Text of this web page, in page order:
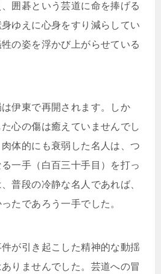
囲碁という芸道に命を捧げる
ゆえに心身をすり減らしてい
の姿を浮かび上がらせている
伊東で再開されます。しか
心の傷は癒えていませんでし
体的にも衰弱した名人は、つ
一手（白百三十手目）を打っ
普段の冷静な名人であれば、
たであろう一手でした。
が引き起こした精神的な動揺
りませんでした。芸道への冒